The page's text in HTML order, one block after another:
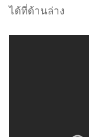
ได้ที่ด้านล่าง